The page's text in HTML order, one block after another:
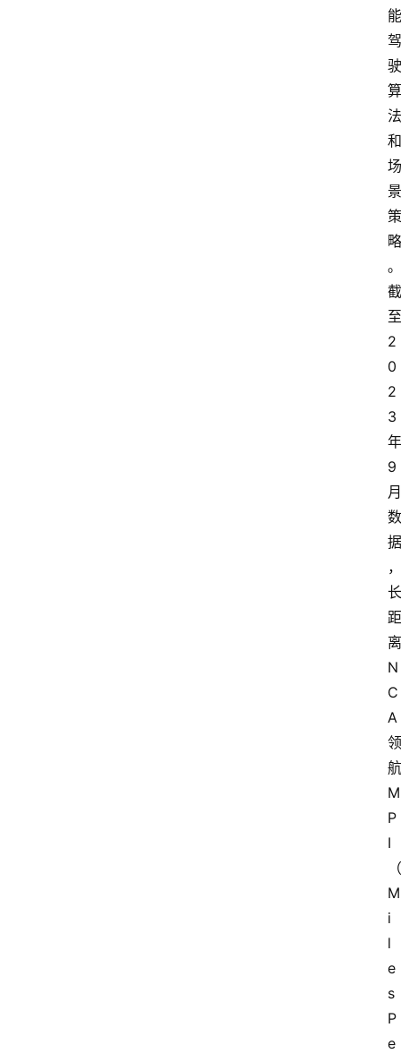
能
驾
驶
算
法
和
场
景
策
略
。
截
至
2
0
2
3
年
9
月
数
据
，
长
距
离
N
C
A
领
航
M
P
I
（
M
i
l
e
s
P
e